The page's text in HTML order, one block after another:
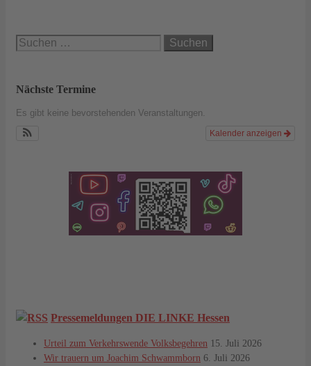
Suchen
Nächste Termine
Es gibt keine bevorstehenden Veranstaltungen.
Kalender anzeigen
Pressemeldungen DIE LINKE Hessen
Urteil zum Verkehrswende Volksbegehren 15. Juli 2026
Wir trauern um Joachim Schwammborn 6. Juli 2026